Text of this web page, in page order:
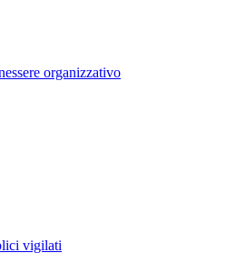
organizzativo
vigilati